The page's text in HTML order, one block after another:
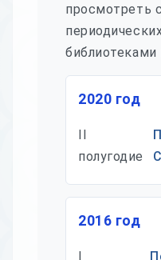
просмотреть
библиотеками
2020 год
II
полугодие
2016 год
I